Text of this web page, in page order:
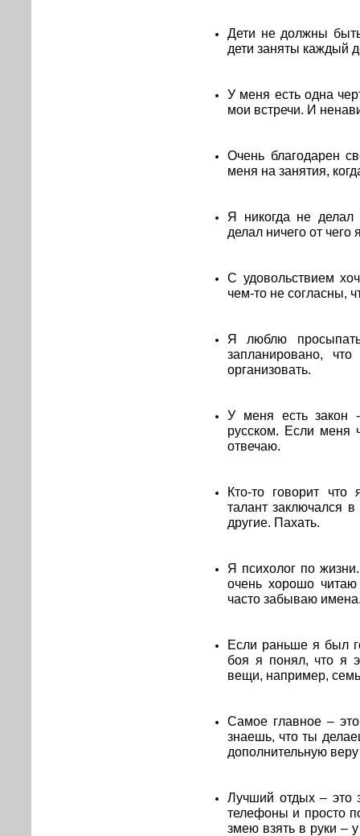
Дети не должны
дети заняты каждый
У меня есть одна
мои встречи. И
Очень благодарен
меня на занятия,
Я никогда не
делал ничего от
С удовольствием
чем-то не согласны,
Я люблю
запланировано,
организовать.
У меня есть закон
русском. Если меня
отвечаю.
Кто-то говорит
талант заключался
другие. Пахать.
Я психолог по
очень хорошо
часто забываю
Если раньше я был
боя я понял, что я
вещи, например,
Самое главное –
знаешь, что ты
дополнительную
Лучший отдых – это
телефоны и просто
змею взять в руки –